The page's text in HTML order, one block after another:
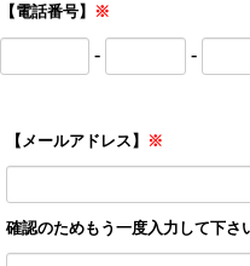
【電話番号】 ※
- -
【メールアドレス】 ※
確認のためもう一度入力して下さ